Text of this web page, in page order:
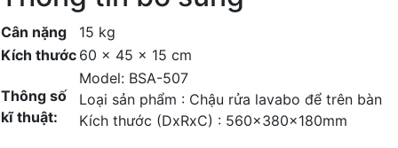
Cân nặng
15 kg
Kích thước 60 × 45 × 15 cm
Thông số
kĩ thuật:
Model: BSA-507
Loại sản phẩm : Chậu rửa lavabo để trên bàn
Kích thước (DxRxC) : 560x380x180mm